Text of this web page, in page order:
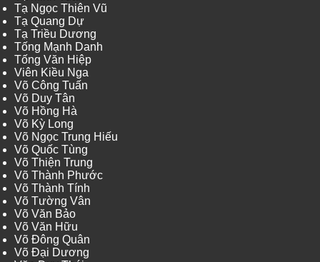
Tạ Ngọc Thiên Vũ
Tạ Quang Dự
Tạ Triều Dương
Tống Mạnh Danh
Tống Văn Hiệp
Viên Kiều Nga
Võ Công Tuấn
Võ Duy Tân
Võ Hồng Hà
Võ Kỳ Long
Võ Ngọc Trung Hiếu
Võ Quốc Tùng
Võ Thiện Trung
Võ Thành Phước
Võ Thành Tính
Võ Tường Vân
Võ Văn Bảo
Võ Văn Hữu
Võ Đông Quân
Võ Đại Dương